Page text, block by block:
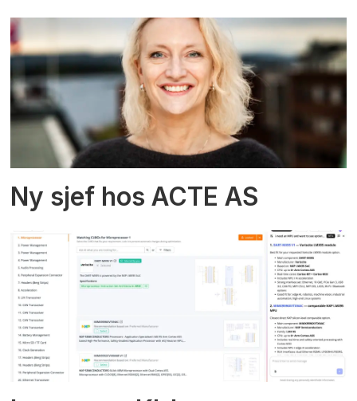
Ny sjef hos ACTE AS